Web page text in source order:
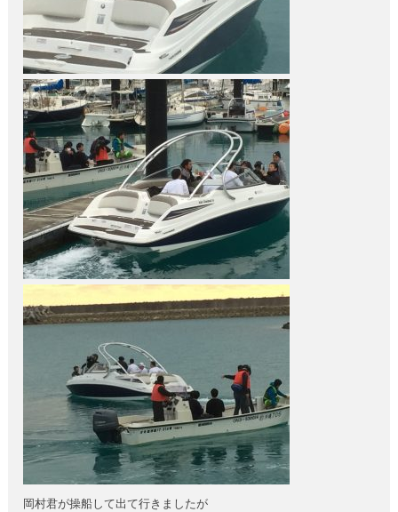
岡村君が操船して出て行きましたが